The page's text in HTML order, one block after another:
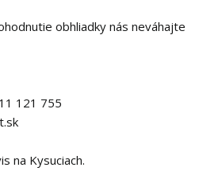
obhliadky nás neváhajte
121 755
na Kysuciach.